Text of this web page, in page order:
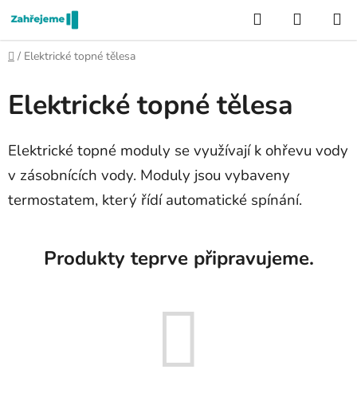
na
obsah
Hledat
KOŠÍK
Domů
/ Elektrické topné tělesa
Elektrické topné tělesa
Elektrické topné moduly se využívají k ohřevu vody
v zásobnících vody. Moduly jsou vybaveny
termostatem, který řídí automatické spínání.
Produkty teprve připravujeme.